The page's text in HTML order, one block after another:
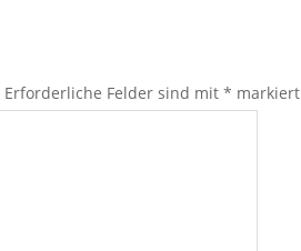
Erforderliche Felder sind mit * markiert